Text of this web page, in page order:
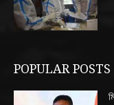
POPULAR POSTS